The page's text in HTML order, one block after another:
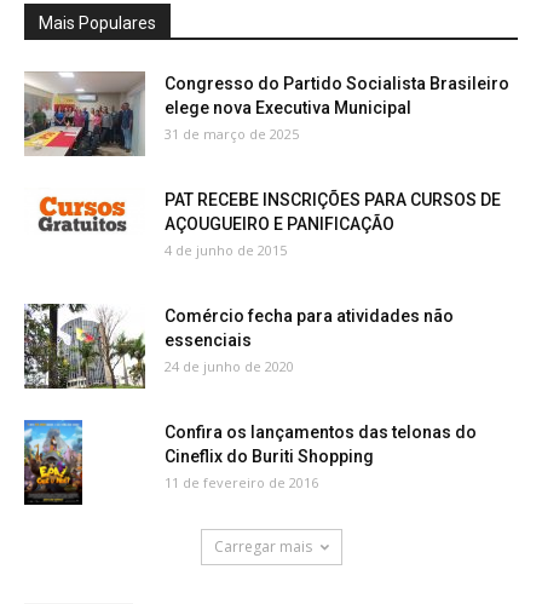
Mais Populares
Congresso do Partido Socialista Brasileiro
elege nova Executiva Municipal
31 de março de 2025
PAT RECEBE INSCRIÇÕES PARA CURSOS DE
AÇOUGUEIRO E PANIFICAÇÃO
4 de junho de 2015
Comércio fecha para atividades não
essenciais
24 de junho de 2020
Confira os lançamentos das telonas do
Cineflix do Buriti Shopping
11 de fevereiro de 2016
Carregar mais